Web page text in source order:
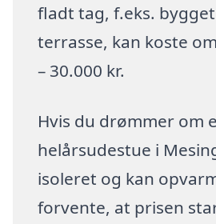
fladt tag, f.eks.
terrasse, kan koste
– 30.000 kr.
Hvis du drømmer om
helårsudestue i
isoleret og kan
forvente, at prisen